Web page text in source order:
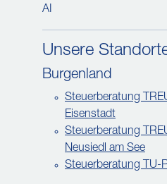
AI
Unsere
Burgenland
Steuerberatung
Eisenstadt
Steuerberatung
Neusiedl am See
Steuerberatung TU-